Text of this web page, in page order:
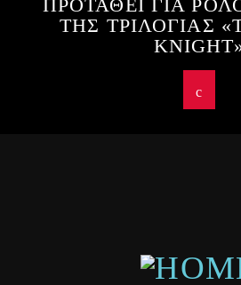
ΠΡΟΤΑΘΕΙ ΓΙΑ
ΤΗΣ ΤΡΙΛΟΓΙΑΣ